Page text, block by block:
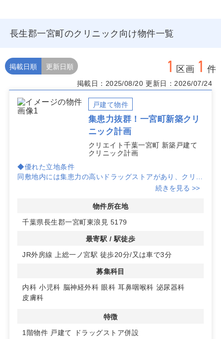
を精査してください。改装前提の居抜きは配管や床下勾
配、X線室の遮蔽計画を早期にチェックし、新築スケルト
ンはCT・内視鏡等の重量・排気条件を反映した電気容量
一宮町でのクリニック向け一棟・区画・テナントの物件
情報は随時更新しています。掲載にない物件や具体的な
想定患者数の試算、動線計画の相談も承ります。まずは
一宮町のクリニック物件についてお気軽にお問い合わせ
長生郡一宮町のクリニック向け物件一覧
1 区画 1 件
掲載日順 更新日順
掲載日：2025/08/20 更新日：2026/07/24
戸建て物件
集患力抜群！一宮町新築クリ
ニック計画
クリエイト千葉一宮町 新築戸建て
クリニック計画
◆優れた立地条件
同敷地内には集患力の高いドラッグストアがあり、クリニ
◆充実した駐車スペース
大型駐車場を完備しており、駐車場不足の心配はありませ
患者様やスタッフの方々にとっても快適なアクセスが可能
◆自由度の高い設計
建て貸しのため、先生のご意見を取り入れた自由度の高い
クリニックの特性に合わせた空間を実現できます。
詳細はお問い合わせください。
続きを見る >>
物件所在地
千葉県長生郡一宮町東浪見 5179
最寄駅 / 駅徒歩
JR外房線 上総一ノ宮駅 徒歩20分/又は車で3分
募集科目
内科 小児科 脳神経外科 眼科 耳鼻咽喉科 泌尿器科
皮膚科
特徴
1階物件 戸建て ドラッグストア併設